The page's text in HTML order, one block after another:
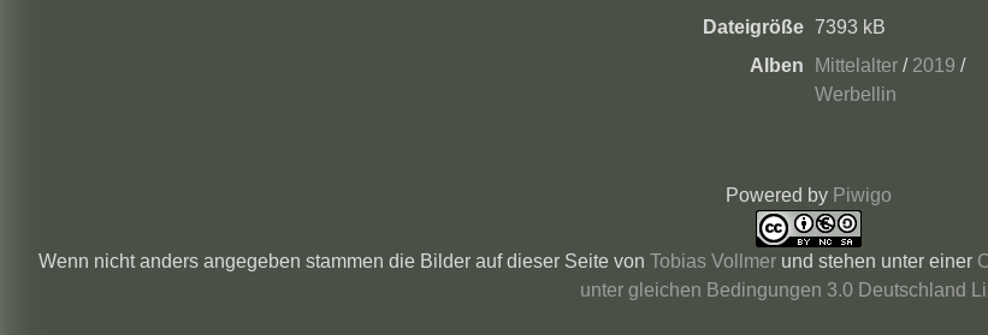
Dateigröße 7393 kB
Alben
Mittelalter / 2019 /
Werbellin
Powered by Piwigo
Wenn nicht anders angegeben stammen die Bilder auf dieser Seite von Tobias Vollmer und stehen unter einer
unter gleichen Bedingungen 3.0 Deutschland